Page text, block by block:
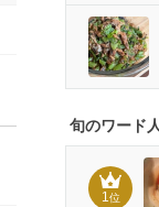
旬のワード
1位